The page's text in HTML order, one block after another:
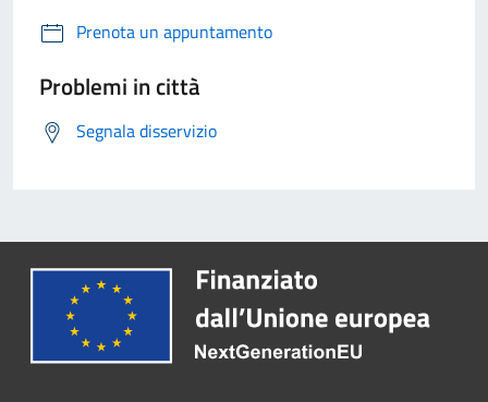
Prenota un appuntamento
Problemi in città
Segnala disservizio